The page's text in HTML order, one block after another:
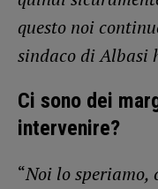
questo noi
sindaco di Albasi
Ci sono dei
intervenire?
“Noi lo speriamo,